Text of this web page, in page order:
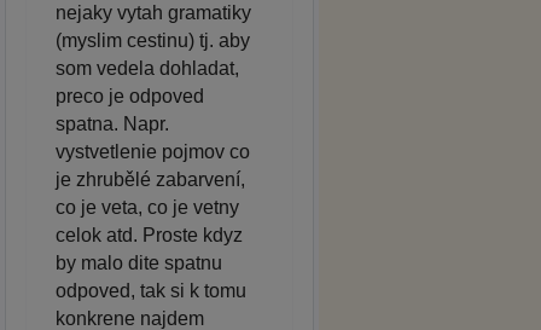
nejaky vytah gramatiky
(myslim cestinu) tj. aby
som vedela dohladat,
preco je odpoved
spatna. Napr.
vystvetlenie pojmov co
je zhrubělé zabarvení,
co je veta, co je vetny
celok atd. Proste kdyz
by malo dite spatnu
odpoved, tak si k tomu
konkrene najdem